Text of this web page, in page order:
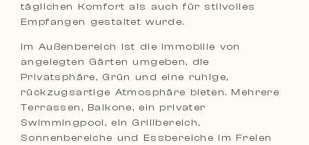
täglichen Komfort als auch für stilvolles
Empfangen gestaltet wurde.
Im Außenbereich ist die Immobilie von
angelegten Gärten umgeben, die
Privatsphäre, Grün und eine ruhige,
rückzugsartige Atmosphäre bieten. Mehrere
Terrassen, Balkone, ein privater
Swimmingpool, ein Grillbereich,
Sonnenbereiche und Essbereiche im Freien